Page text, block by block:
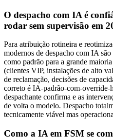
O despacho com IA é
rodar sem supervisão em
Para atribuição rotineira e
modernos de despacho com IA
como padrão para a grande
(clientes VIP, instalações de alto
de reclamação, decisões de
correto é IA-padrão-com-override-
despachante confirma e as
de volta o modelo. Despacho
tecnicamente viável mas
Como a IA em FSM se